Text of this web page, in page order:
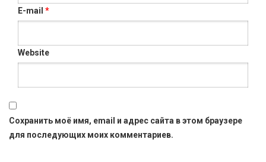
E-mail *
Website
Сохранить моё имя, email и адрес сайта в этом браузере
для последующих моих комментариев.